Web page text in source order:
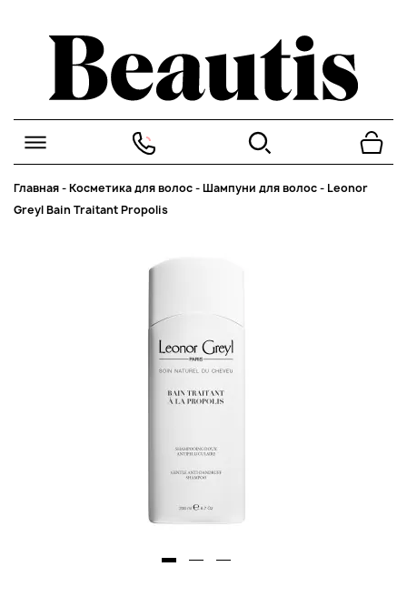
Главная-Косметика для волос-Шампуни для волос- Leonor
Greyl Bain Traitant Propolis